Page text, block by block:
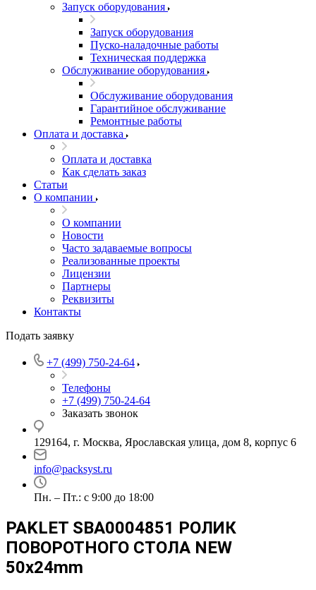
Запуск оборудования
Запуск оборудования
Пуско-наладочные работы
Техническая поддержка
Обслуживание оборудования
Обслуживание оборудования
Гарантийное обслуживание
Ремонтные работы
Оплата и доставка
Оплата и доставка
Как сделать заказ
Статьи
О компании
О компании
Новости
Часто задаваемые вопросы
Реализованные проекты
Лицензии
Партнеры
Реквизиты
Контакты
Подать заявку
+7 (499) 750-24-64
Телефоны
+7 (499) 750-24-64
Заказать звонок
129164, г. Москва, Ярославская улица, дом 8, корпус 6
info@packsyst.ru
Пн. – Пт.: с 9:00 до 18:00
PAKLET SBA0004851 РОЛИК
ПОВОРОТНОГО СТОЛА NEW
50х24mm